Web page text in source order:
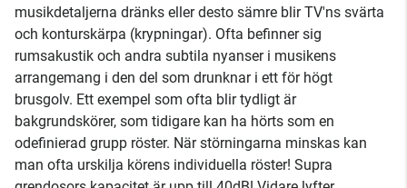
musikdetaljerna dränks eller desto sämre blir TV'ns svärta
och konturskärpa (krypningar). Ofta befinner sig
rumsakustik och andra subtila nyanser i musikens
arrangemang i den del som drunknar i ett för högt
brusgolv. Ett exempel som ofta blir tydligt är
bakgrundskörer, som tidigare kan ha hörts som en
odefinierad grupp röster. När störningarna minskas kan
man ofta urskilja körens individuella röster! Supra